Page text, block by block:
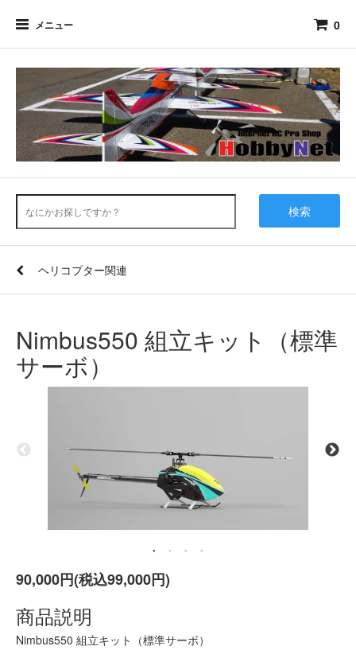
メニュー 0
検索
ヘリコプター関連
Nimbus550 組立キット（標準
サーボ）
90,000円(税込99,000円)
商品説明
Nimbus550 組立キット（標準サーボ）